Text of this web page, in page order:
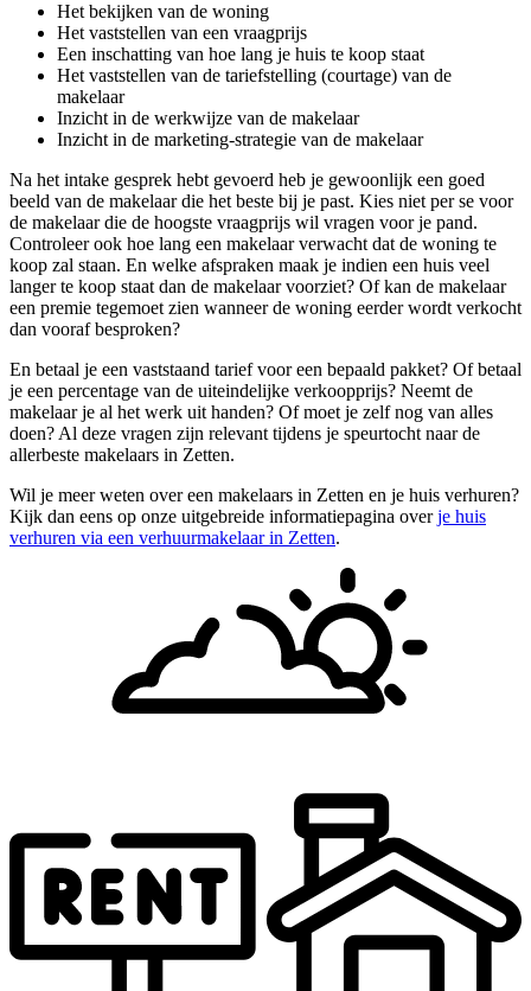
Het bekijken van de woning
Het vaststellen van een vraagprijs
Een inschatting van hoe lang je huis te koop staat
Het vaststellen van de tariefstelling (courtage) van de
makelaar
Inzicht in de werkwijze van de makelaar
Inzicht in de marketing-strategie van de makelaar
Na het intake gesprek hebt gevoerd heb je gewoonlijk een goed
beeld van de makelaar die het beste bij je past. Kies niet per se voor
de makelaar die de hoogste vraagprijs wil vragen voor je pand.
Controleer ook hoe lang een makelaar verwacht dat de woning te
koop zal staan. En welke afspraken maak je indien een huis veel
langer te koop staat dan de makelaar voorziet? Of kan de makelaar
een premie tegemoet zien wanneer de woning eerder wordt verkocht
dan vooraf besproken?
En betaal je een vaststaand tarief voor een bepaald pakket? Of betaal
je een percentage van de uiteindelijke verkoopprijs? Neemt de
makelaar je al het werk uit handen? Of moet je zelf nog van alles
doen? Al deze vragen zijn relevant tijdens je speurtocht naar de
allerbeste makelaars in Zetten.
Wil je meer weten over een makelaars in Zetten en je huis verhuren?
Kijk dan eens op onze uitgebreide informatiepagina overje huis
verhuren via een verhuurmakelaar in Zetten.